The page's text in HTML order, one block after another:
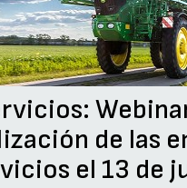
de las
el 13 de